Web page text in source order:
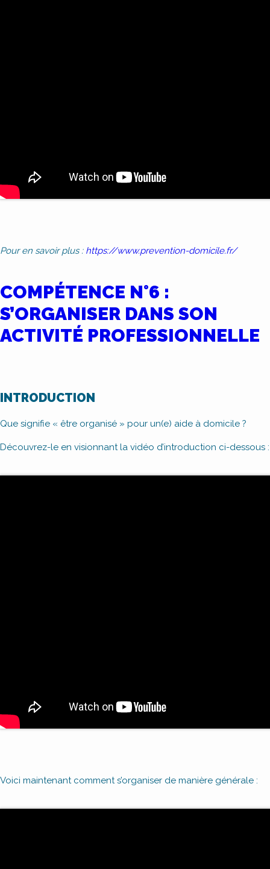
Pour en savoir plus : https://www.prevention-domicile.fr/
COMPÉTENCE N°6 :
S’ORGANISER DANS SON
ACTIVITÉ PROFESSIONNELLE
INTRODUCTION
Que signifie « être organisé » pour un(e) aide à domicile ?
Découvrez-le en visionnant la vidéo d’introduction ci-dessous :
Voici maintenant comment s’organiser de manière générale :